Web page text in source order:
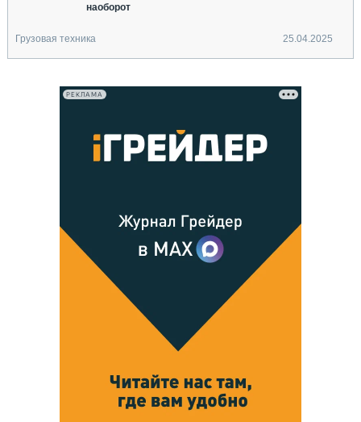
наоборот
Грузовая техника 25.04.2025
РЕКЛАМА